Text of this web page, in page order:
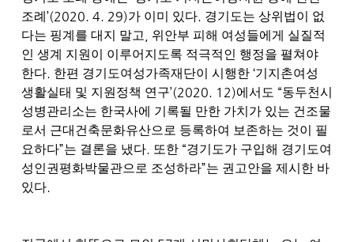
조례 ’(2020. 4. 29)가 이미 있다. 경기도는 상위법이 없
다는 핑계를 대지 말고
위안부 피해 여성들에게 실질적
인 생계 지원이 이루어지도록 적극적인 행정을 펼쳐야
한다. 한편 경기도여성가족재단이 시행한 ‘기지촌여성
생활실태 및 지원정책 연구’(2020. 12)에서도 “동두천시
성병관리소는 한국사에 기록될 만한 가치가 있는 건조물
로서 근대건축문화유산으로 등록하여 보존하는 것이 필
요하다”는 결론을 냈다. 또한 “경기도가 구입해 경기도여
성인권평화박물관으로 조성하라”는 권고안을 제시한 바
있다.